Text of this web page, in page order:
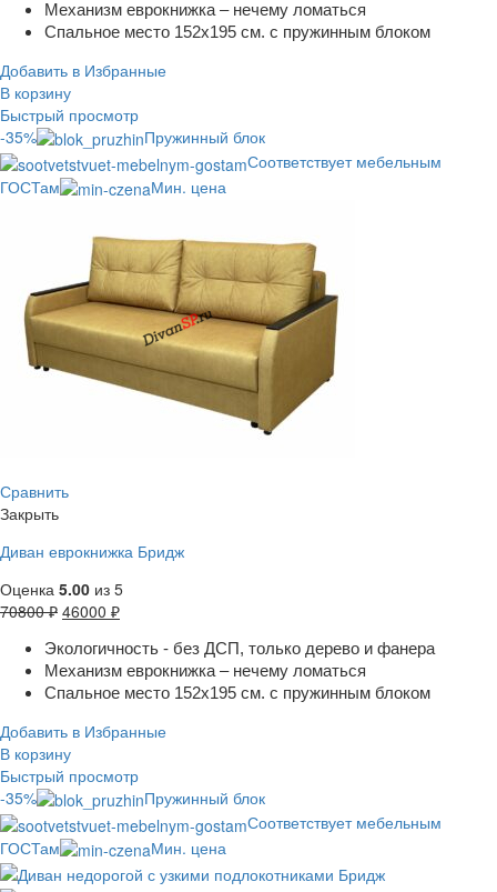
Механизм еврокнижка – нечему ломаться
Спальное место 152х195 см. с пружинным блоком
Добавить в Избранные
В корзину
Быстрый просмотр
-35%
Пружинный блок
Соответствует мебельным
ГОСТам
Мин. цена
Сравнить
Закрыть
Диван еврокнижка Бридж
Оценка 5.00 из 5
70800₽ 46000 ₽
Экологичность - без ДСП, только дерево и фанера
Механизм еврокнижка – нечему ломаться
Спальное место 152х195 см. с пружинным блоком
Добавить в Избранные
В корзину
Быстрый просмотр
-35%
Пружинный блок
Соответствует мебельным
ГОСТам
Мин. цена